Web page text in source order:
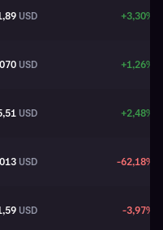
USD +3,30%
USD +1,26%
USD +2,48%
USD -62,18%
USD -3,97%